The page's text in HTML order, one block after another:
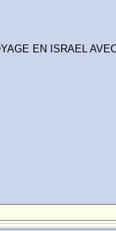
EN ISRAEL